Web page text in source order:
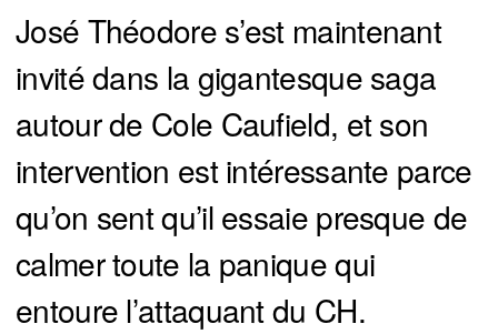
José Théodore s’est maintenant
invité dans la gigantesque saga
autour de Cole Caufield, et son
intervention est intéressante parce
qu’on sent qu’il essaie presque de
calmer toute la panique qui
entoure l’attaquant du CH.